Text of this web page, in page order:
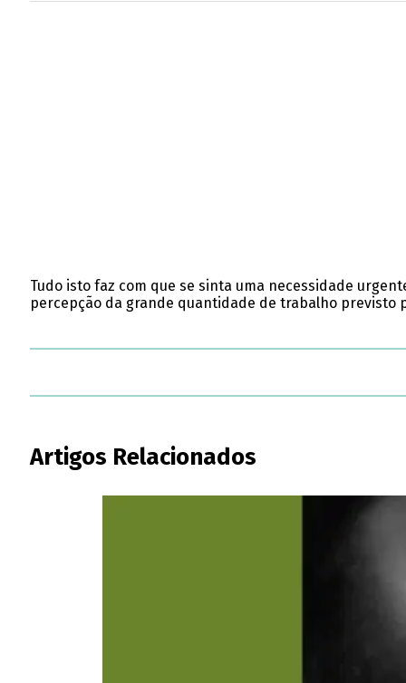
Tudo isto faz com que se sinta uma necessidade
percepção da grande quantidade de trabalho
Artigos Relacionados